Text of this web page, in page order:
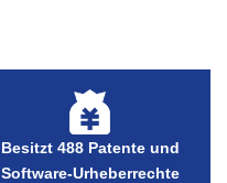
Besitzt 488 Patente und
Software-Urheberrechte